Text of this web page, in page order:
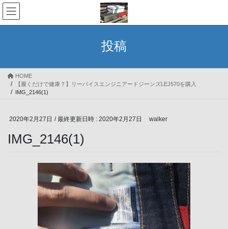
コ
ン
テ
ス
ナ
ビ
ゲ
ン
投稿
HOME
【履くだけで健康？】リーバイスエンジニアードジーンズLEJ570を購入
IMG_2146(1)
2020年2月27日 / 最終更新日時 : 2020年2月27日 walker
IMG_2146(1)